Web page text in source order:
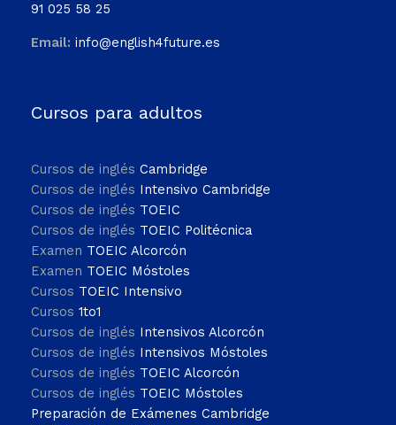
91 025 58 25
Email: info@english4future.es
Cursos para adultos
Cursos de inglés Cambridge
Cursos de inglés Intensivo Cambridge
Cursos de inglés TOEIC
Cursos de inglés TOEIC Politécnica
Examen TOEIC Alcorcón
Examen TOEIC Móstoles
Cursos TOEIC Intensivo
Cursos 1to1
Cursos de inglés Intensivos Alcorcón
Cursos de inglés Intensivos Móstoles
Cursos de inglés TOEIC Alcorcón
Cursos de inglés TOEIC Móstoles
Preparación de Exámenes Cambridge